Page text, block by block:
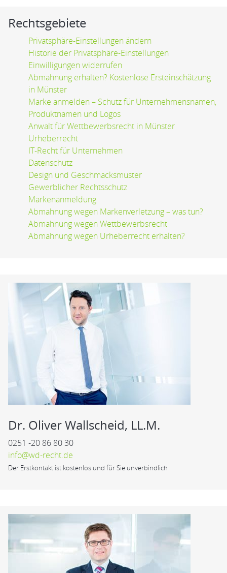
Rechtsgebiete
Privatsphäre-Einstellungen ändern
Historie der Privatsphäre-Einstellungen
Einwilligungen widerrufen
Abmahnung erhalten? Kostenlose Ersteinschätzung
in Münster
Marke anmelden – Schutz für Unternehmensnamen,
Produktnamen und Logos
Anwalt für Wettbewerbsrecht in Münster
Urheberrecht
IT-Recht für Unternehmen
Datenschutz
Design und Geschmacksmuster
Gewerblicher Rechtsschutz
Markenanmeldung
Abmahnung wegen Markenverletzung – was tun?
Abmahnung wegen Wettbewerbsrecht
Abmahnung wegen Urheberrecht erhalten?
Dr. Oliver Wallscheid, LL.M.
0251 -20 86 80 30
info@wd-recht.de
Der Erstkontakt ist kostenlos und für Sie unverbindlich